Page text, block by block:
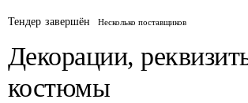
Тендер завершён Несколько поставщиков
Декорации,
костюмы